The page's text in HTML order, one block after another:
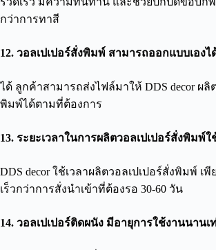
กว่าการทาสี
12. วอลเปเปอร์สั่งพิมพ์ สามารถออกแบบเองไ
ได้ ลูกค้าสามารถส่งไฟล์มาให้ DDS decor ผลิ
พิมพ์ได้ตามที่ต้องการ
13. ระยะเวลาในการผลิตวอลเปเปอร์สั่งพิมพ์ใ
DDS decor ใช้เวลาผลิตวอลเปเปอร์สั่งพิมพ์ เ
เร็วกว่าการสั่งนำเข้าที่ต้องรอ 30-60 วัน
14. วอลเปเปอร์ติดผนัง มีอายุการใช้งานนานเ